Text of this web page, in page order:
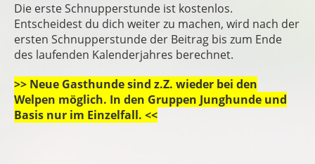
Die erste Schnupperstunde ist kostenlos.
Entscheidest du dich weiter zu machen, wird nach der
ersten Schnupperstunde der Beitrag bis zum Ende
des laufenden Kalenderjahres berechnet.
>> Neue Gasthunde sind z.Z. wieder bei den
Welpen möglich. In den Gruppen Junghunde und
Basis nur im Einzelfall. <<